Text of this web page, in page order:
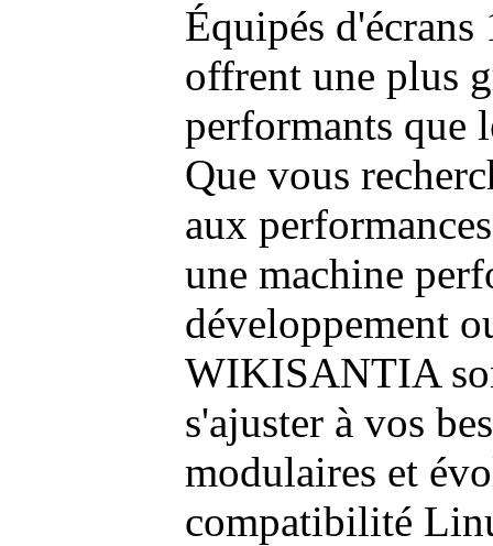
Équipés
offrent une plus
performants que
Que vous
aux
une machine
développement
WIKISANTIA
s'ajuster à vos
modulaires et
compatibilité